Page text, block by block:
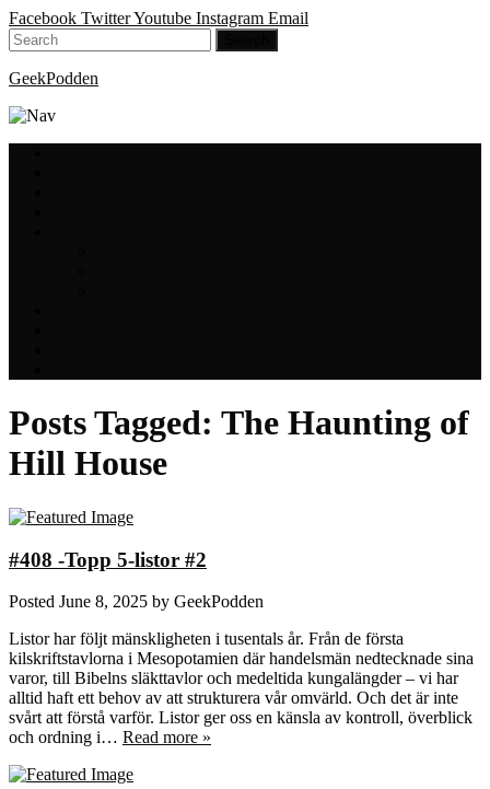
Facebook TwitterYoutube Instagram Email
GeekPodden
Posts Tagged: The Haunting of
Hill House
#408 -Topp 5-listor #2
Posted June 8, 2025 by GeekPodden
Listor har följt mänskligheten i tusentals år. Från de första
kilskriftstavlorna i Mesopotamien där handelsmän nedtecknade sina
varor, till Bibelns släkttavlor och medeltida kungalängder – vi har
alltid haft ett behov av att strukturera vår omvärld. Och det är inte
svårt att förstå varför. Listor ger oss en känsla av kontroll, överblick
och ordning i… Read more »